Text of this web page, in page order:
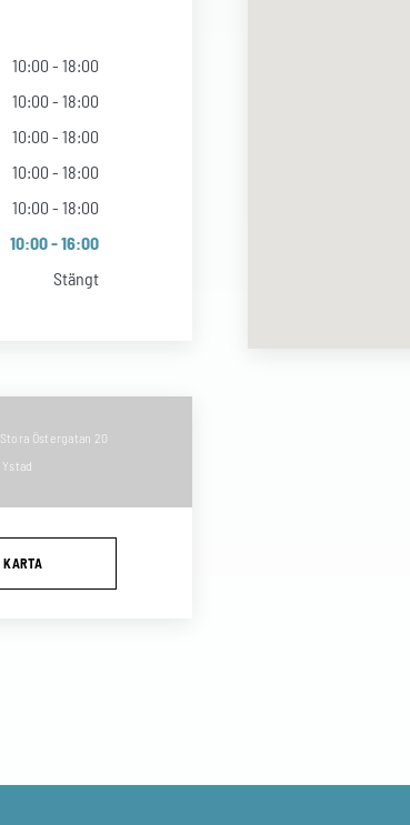
10:00 - 18:00
10:00 - 18:00
10:00 - 18:00
10:00 - 18:00
10:00 - 18:00
10:00 - 16:00
Stängt
Stora Östergatan 20
Ystad
KARTA